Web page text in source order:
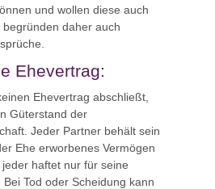
und wollen diese auch
daher auch
Ehevertrag:
Ehevertrag abschließt,
Güterstand der
Jeder Partner behält sein
Ehe erworbenes Vermögen
haftet nur für seine
Tod oder Scheidung kann